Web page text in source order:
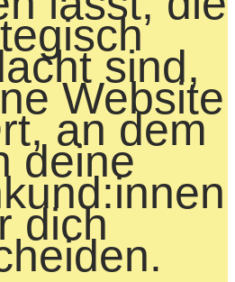
sind,
Website
an dem
deine
dich